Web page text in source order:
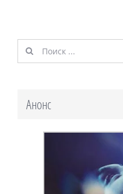
Результат
поиска:
Анонс